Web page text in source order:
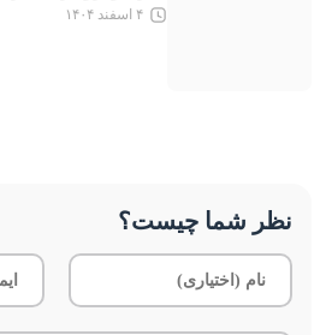
۴ اسفند ۱۴۰۴
نظر شما چیست؟